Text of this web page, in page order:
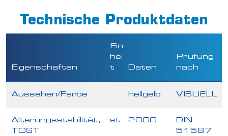
Technische Produktdaten
Eigenschaften
Ein
hei
t
Daten
Prüfung
nach
Aussehen/Farbe hellgelb VISUELL
Alterungsstabilität,
TOST
st 2000
DIN
51587